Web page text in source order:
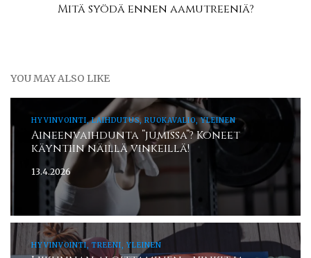
Mitä syödä ennen aamutreeniä?
YOU MAY ALSO LIKE
HYVINVOINTI, LAIHDUTUS, RUOKAVALIO, YLEINEN
Aineenvaihdunta ”jumissa”? Koneet
käyntiin näillä vinkeillä!
13.4.2026
HYVINVOINTI, TREENI, YLEINEN